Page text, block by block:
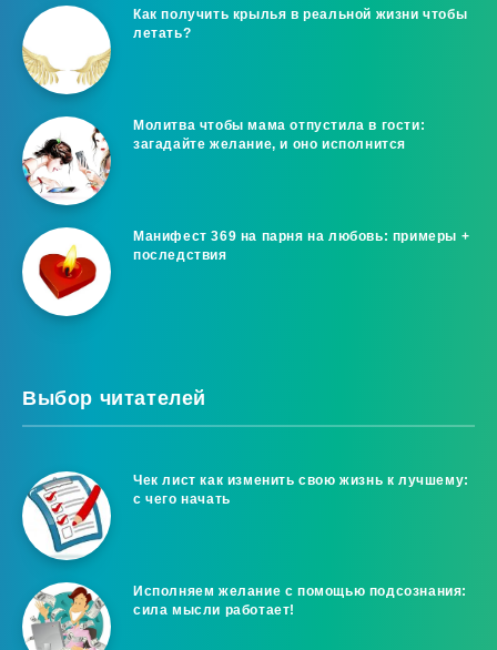
Как получить крылья в реальной жизни чтобы
летать?
Молитва чтобы мама отпустила в гости:
загадайте желание, и оно исполнится
Манифест 369 на парня на любовь: примеры +
последствия
Выбор читателей
Чек лист как изменить свою жизнь к лучшему:
с чего начать
Исполняем желание с помощью подсознания:
сила мысли работает!